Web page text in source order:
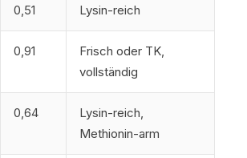
Nüsse und Tofu auf einem Holztisch
0,51 Lysin-reich
0,91
Frisch oder TK,
vollständig
0,64
Lysin-reich,
Methionin-arm